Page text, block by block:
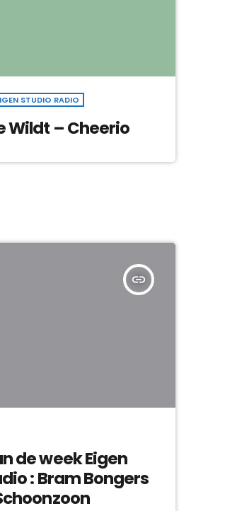
STUDIO RADIO
Wildt – Cheerio
insert_link
de week Eigen
: Bram Bongers